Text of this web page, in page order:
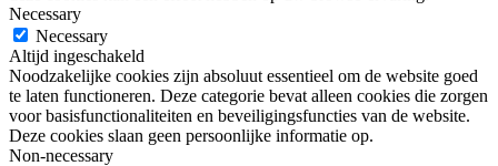
Necessary
Necessary
Altijd ingeschakeld
Noodzakelijke cookies zijn absoluut essentieel om de website goed
te laten functioneren. Deze categorie bevat alleen cookies die zorgen
voor basisfunctionaliteiten en beveiligingsfuncties van de website.
Deze cookies slaan geen persoonlijke informatie op.
Non-necessary